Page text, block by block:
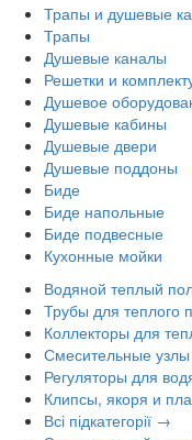
Трапы и душевые
Трапы
Душевые каналы
Решетки и
Душевое
Душевые кабины
Душевые двери
Душевые поддоны
Биде
Биде напольные
Биде подвесные
Кухонные мойки
Водяной теплый
Трубы для теплого
Коллекторы для
Смесительные
Регуляторы для
Клипсы, якоря и
Всі підкатегорії →